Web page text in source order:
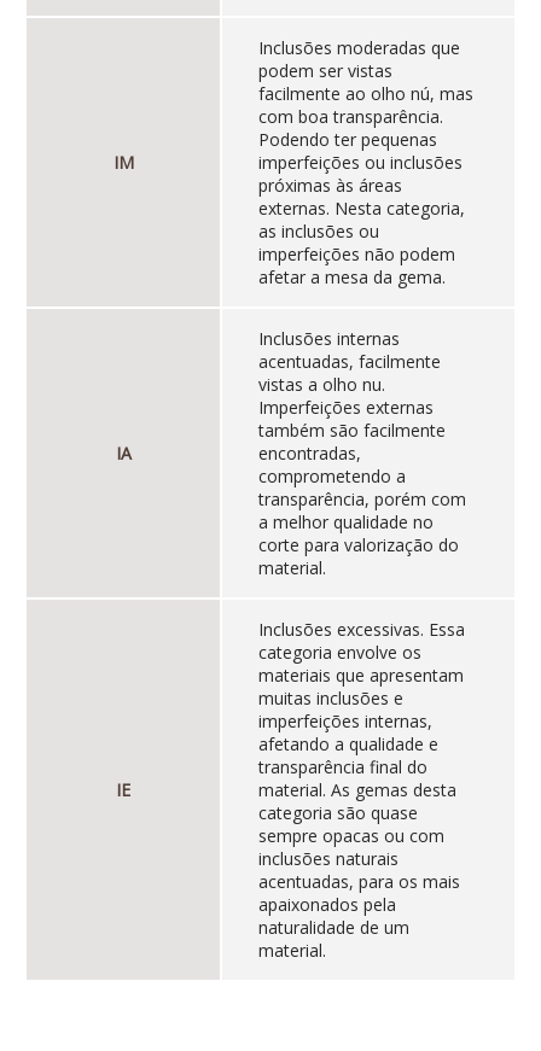
IM
Inclusões moderadas que
podem ser vistas
facilmente ao olho nú, mas
com boa transparência.
Podendo ter pequenas
imperfeições ou inclusões
próximas às áreas
externas. Nesta categoria,
as inclusões ou
imperfeições não podem
afetar a mesa da gema.
IA
Inclusões internas
acentuadas, facilmente
vistas a olho nu.
Imperfeições externas
também são facilmente
encontradas,
comprometendo a
transparência, porém com
a melhor qualidade no
corte para valorização do
material.
IE
Inclusões excessivas. Essa
categoria envolve os
materiais que apresentam
muitas inclusões e
imperfeições internas,
afetando a qualidade e
transparência final do
material. As gemas desta
categoria são quase
sempre opacas ou com
inclusões naturais
acentuadas, para os mais
apaixonados pela
naturalidade de um
material.